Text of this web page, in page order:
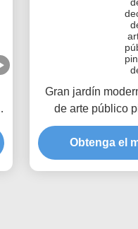
Gran jardín
de arte público
inoxidable flor
Obtenga el